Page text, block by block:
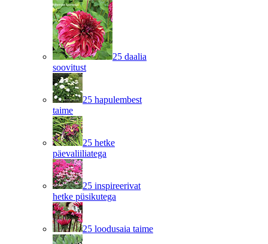
25 daalia
soovitust
25 hapulembest
taime
25 hetke
päevaliiliatega
25 inspireerivat
hetke püsikutega
25 loodusaia taime